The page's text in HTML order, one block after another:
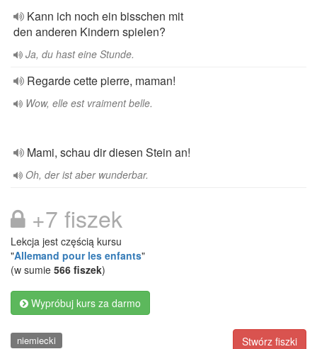
Kann ich noch ein bisschen mit
den anderen Kindern spielen?
Ja, du hast eine Stunde.
Regarde cette pierre, maman!
Wow, elle est vraiment belle.
Mami, schau dir diesen Stein an!
Oh, der ist aber wunderbar.
+7 fiszek
Lekcja jest częścią kursu
"Allemand pour les enfants"
(w sumie 566 fiszek)
Wypróbuj kurs za darmo
Stwórz fiszki
niemiecki